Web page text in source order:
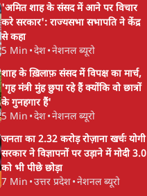
'अमित शाह के संसद में आने पर विचार
करे सरकार': राज्यसभा सभापति ने केंद्र
से कहा
5 Min •देश•नेशनल ब्यूरो
शाह के ख़िलाफ़ संसद में विपक्ष का मार्च,
'गृह मंत्री मुंह छुपा रहे हैं क्योंकि वो छात्रों
के गुनहगार हैं'
5 Min •देश•नेशनल ब्यूरो
जनता का 2.32 करोड़ रोज़ाना खर्चः योगी
सरकार ने विज्ञापनों पर उड़ाने में मोदी 3.0
को भी पीछे छोड़ा
7 Min •उत्तर प्रदेश•नेशनल ब्यूरो